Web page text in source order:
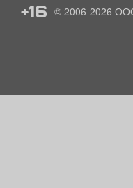
+16 © 2006-2026